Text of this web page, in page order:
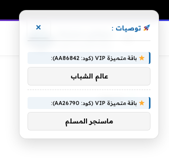
شهود
توصيات : ×
باقة متميزة VIP (كود: AA86842):
عالم الشباب
باقة متميزة VIP (كود: AA26790):
ماسنجر المسلم